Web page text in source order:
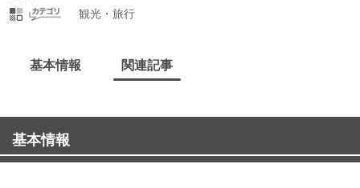
観光・旅行
基本情報 関連記事
基本情報